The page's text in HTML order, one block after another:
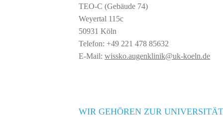
TEO-C (Gebäude 74)
Weyertal 115c
50931 Köln
Telefon: +49 221 478 85632
E-Mail: wissko.augenklinik@uk-koeln.de
WIR GEHÖREN ZUR